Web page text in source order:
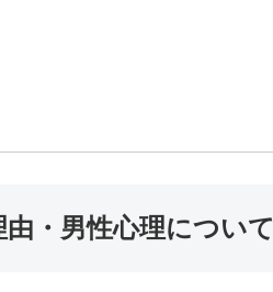
・男性心理について